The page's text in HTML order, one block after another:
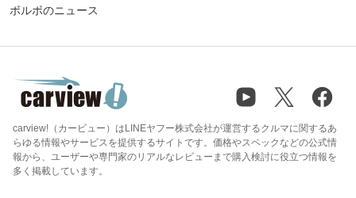
ボルボのニュース
carview!（カービュー）はLINEヤフー株式会社が運営するクルマに関するあ
らゆる情報やサービスを提供するサイトです。価格やスペックなどの公式情
報から、ユーザーや専門家のリアルなレビューまで購入検討に役立つ情報を
多く掲載しています。